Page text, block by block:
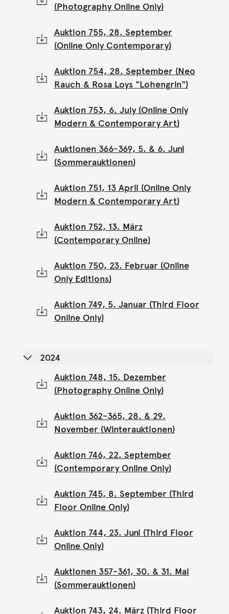
(Photography Online Only)
Auktion 755, 28. September
(Online Only Contemporary)
Auktion 754, 28. September (Neo
Rauch & Rosa Loys "Lohengrin")
Auktion 753, 6. July (Online Only
Modern & Contemporary Art)
Auktionen 366-369, 5. & 6. Juni
(Sommerauktionen)
Auktion 751, 13 April (Online Only
Modern & Contemporary Art)
Auktion 752, 13. März
(Contemporary Online)
Auktion 750, 23. Februar (Online
Only Editions)
Auktion 749, 5. Januar (Third Floor
Online Only)
2024
Auktion 748, 15. Dezember
(Photography Online Only)
Auktion 362-365, 28. & 29.
November (Winterauktionen)
Auktion 746, 22. September
(Contemporary Online Only)
Auktion 745, 8. September (Third
Floor Online Only)
Auktion 744, 23. Juni (Third Floor
Online Only)
Auktionen 357-361, 30. & 31. Mai
(Sommerauktionen)
Auktion 743, 24. März (Third Floor